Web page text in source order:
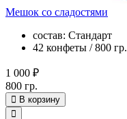
Мешок со сладостями
состав: Стандарт
42 конфеты / 800 гр.
1 000 ₽
800 гр.
В корзину